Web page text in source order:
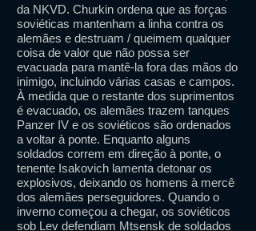
da NKVD. Churkin ordena que as forças
soviéticas mantenham a linha contra os
alemães e destruam / queimem qualquer
coisa de valor que não possa ser
evacuada para mantê-la fora das mãos do
inimigo, incluindo várias casas e campos.
À medida que o restante dos suprimentos
é evacuado, os alemães trazem tanques
Panzer IV e os soviéticos são ordenados
a voltar à ponte. Enquanto alguns
soldados correm em direção à ponte, o
tenente Isakovich lamenta detonar os
explosivos, deixando os homens à mercê
dos alemães perseguidores. Quando o
inverno começou a chegar, os soviéticos
sob Lev defendiam Mtsensk de soldados